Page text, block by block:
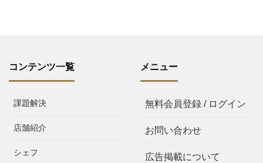
コンテンツ一覧
課題解決
店舗紹介
シェフ
メニュー
無料会員登録 / ログイン
お問い合わせ
広告掲載について